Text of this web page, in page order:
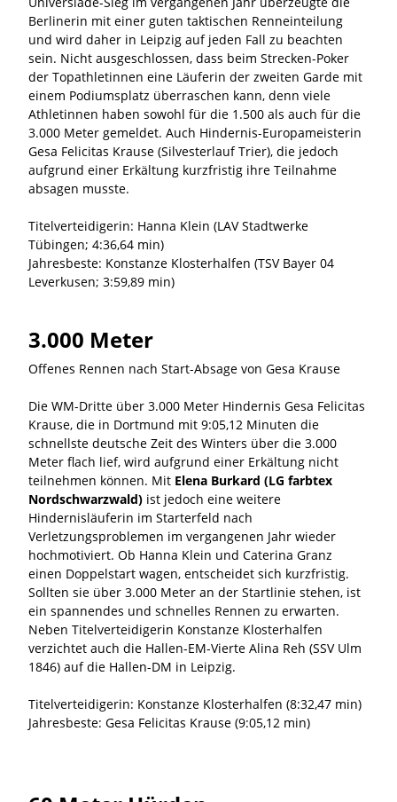
Berlinerin mit einer guten taktischen Renneinteilung
und wird daher in Leipzig auf jeden Fall zu beachten
sein. Nicht ausgeschlossen, dass beim Strecken-Poker
der Topathletinnen eine Läuferin der zweiten Garde mit
einem Podiumsplatz überraschen kann, denn viele
Athletinnen haben sowohl für die 1.500 als auch für die
3.000 Meter gemeldet. Auch Hindernis-Europameisterin
Gesa Felicitas Krause (Silvesterlauf Trier), die jedoch
aufgrund einer Erkältung kurzfristig ihre Teilnahme
absagen musste.
Titelverteidigerin: Hanna Klein (LAV Stadtwerke
Tübingen; 4:36,64 min)
Jahresbeste: Konstanze Klosterhalfen (TSV Bayer 04
Leverkusen; 3:59,89 min)
3.000 Meter
Offenes Rennen nach Start-Absage von Gesa Krause
Die WM-Dritte über 3.000 Meter Hindernis Gesa Felicitas
Krause, die in Dortmund mit 9:05,12 Minuten die
schnellste deutsche Zeit des Winters über die 3.000
Meter flach lief, wird aufgrund einer Erkältung nicht
teilnehmen können. Mit Elena Burkard (LG farbtex
Nordschwarzwald) ist jedoch eine weitere
Hindernisläuferin im Starterfeld nach
Verletzungsproblemen im vergangenen Jahr wieder
hochmotiviert. Ob Hanna Klein und Caterina Granz
einen Doppelstart wagen, entscheidet sich kurzfristig.
Sollten sie über 3.000 Meter an der Startlinie stehen, ist
ein spannendes und schnelles Rennen zu erwarten.
Neben Titelverteidigerin Konstanze Klosterhalfen
verzichtet auch die Hallen-EM-Vierte Alina Reh (SSV Ulm
1846) auf die Hallen-DM in Leipzig.
Titelverteidigerin: Konstanze Klosterhalfen (8:32,47 min)
Jahresbeste: Gesa Felicitas Krause (9:05,12 min)